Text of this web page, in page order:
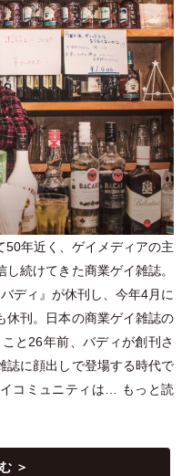
50年近く、ゲイメディアの主
続けてきた商業ゲイ雑誌。
ディ』が休刊し、今年4月に
休刊。日本の商業ゲイ雑誌の
と26年前、バディが創刊さ
誌に顔出しで登場する時代で
コミュニティは… もっと読
＞